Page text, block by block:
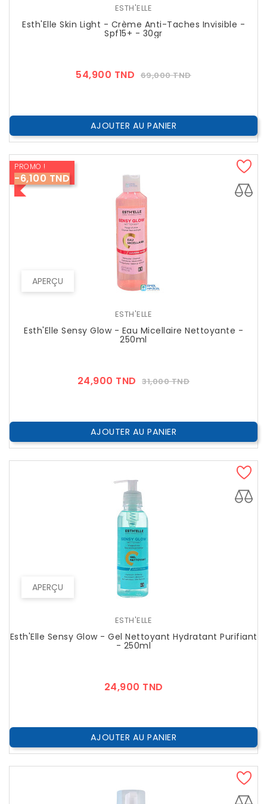
ESTH'ELLE
Esth'Elle Skin Light - Crème Anti-Taches Invisible -
Spf15+ - 30gr
54,900 TND Prix
69,000 TNDPrix
AJOUTER AU PANIER
APERÇU
PROMO !
-6,100 TND
ESTH'ELLE
Esth'Elle Sensy Glow - Eau Micellaire Nettoyante -
250ml
24,900 TND Prix
31,000 TNDPrix
AJOUTER AU PANIER
APERÇU
ESTH'ELLE
Esth'Elle Sensy Glow - Gel Nettoyant Hydratant Purifiant
- 250ml
24,900 TND
AJOUTER AU PANIER